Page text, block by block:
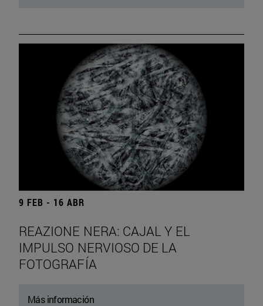
9 FEB - 16 ABR
REAZIONE NERA: CAJAL Y EL
IMPULSO NERVIOSO DE LA
FOTOGRAFÍA
Más información